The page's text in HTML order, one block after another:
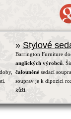
» Stylové
Barrington Furniture
anglických výrobců.
čalouněnésedací
souprav je k dipozici
kůží.